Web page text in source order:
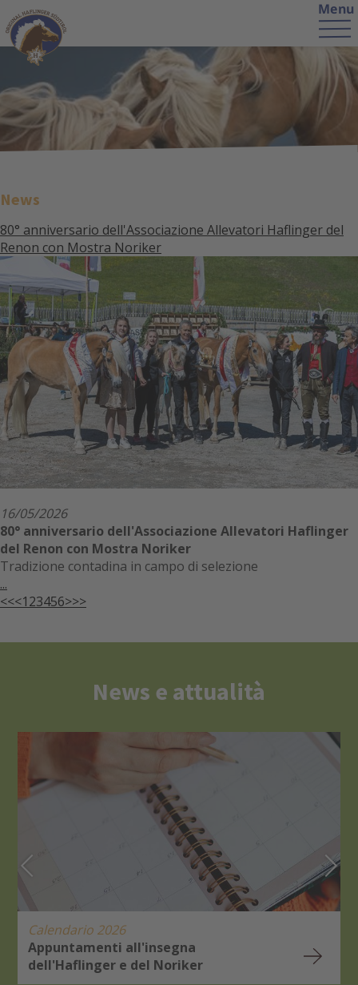
Menu
News
80° anniversario dell'Associazione Allevatori Haflinger del
Renon con Mostra Noriker
16/05/2026
80° anniversario dell'Associazione Allevatori Haflinger
del Renon con Mostra Noriker
Tradizione contadina in campo di selezione
...
<<<123456>>>
News e attualità
Calendario 2026
Appuntamenti all'insegna
dell'Haflinger e del Noriker